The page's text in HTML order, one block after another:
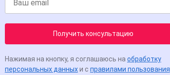
Получить консультацию
Нажимая на кнопку, я соглашаюсь на обработку
персональных данныхи с правилами пользования